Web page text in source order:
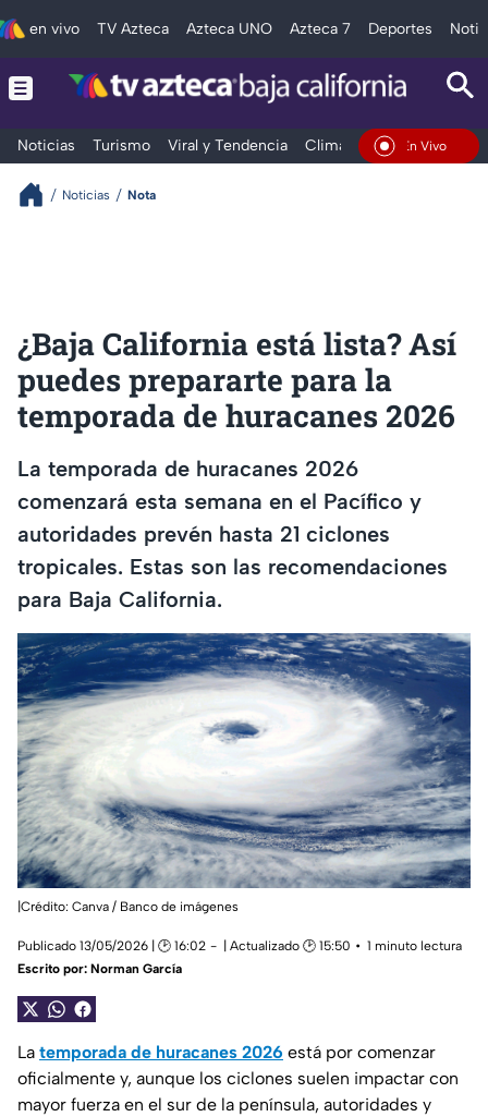
en vivo TV Azteca Azteca UNO Azteca 7 Deportes
Noticias Turismo Viral y Tendencia Clima Deportes
En Vivo
Noticias Nota
¿Baja California está lista? Así
puedes prepararte para la
temporada de huracanes 2026
La temporada de huracanes 2026
comenzará esta semana en el Pacífico y
autoridades prevén hasta 21 ciclones
tropicales. Estas son las recomendaciones
para Baja California.
|Crédito: Canva / Banco de imágenes
Publicado 13/05/2026 | 🕑 16:02 | Actualizado 🕑 15:50
1 minuto lectura
Escrito por: Norman García
La temporada de huracanes 2026 está por comenzar
oficialmente y, aunque los ciclones suelen impactar con
mayor fuerza en el sur de la península, autoridades y